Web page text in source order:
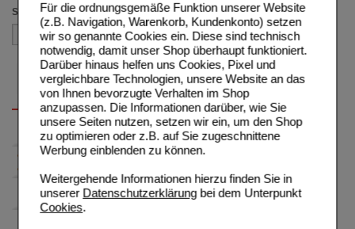
Für die ordnungsgemäße Funktion unserer Website
(z.B. Navigation, Warenkorb, Kundenkonto) setzen
wir so genannte Cookies ein. Diese sind technisch
notwendig, damit unser Shop überhaupt funktioniert.
Darüber hinaus helfen uns Cookies, Pixel und
vergleichbare Technologien, unsere Website an das
von Ihnen bevorzugte Verhalten im Shop
anzupassen. Die Informationen darüber, wie Sie
unsere Seiten nutzen, setzen wir ein, um den Shop
zu optimieren oder z.B. auf Sie zugeschnittene
Werbung einblenden zu können.
Weitergehende Informationen hierzu finden Sie in
unserer Datenschutzerklärungbei dem Unterpunkt
Cookies.
Sortieren nach